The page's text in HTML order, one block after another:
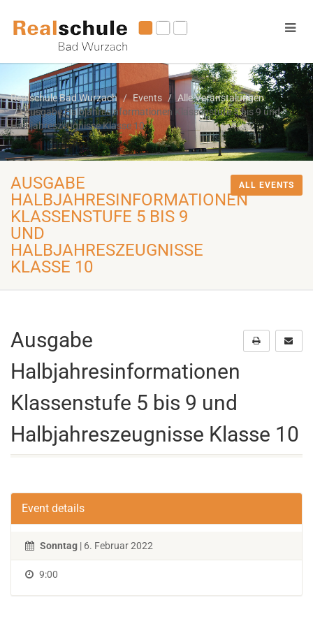
Realschule Bad Wurzach Events
Alle Veranstalungen
Ausgabe Halbjahresinformationen Klassenstufe 5 bis 9 und
Halbjahreszeugnisse Klasse 10
AUSGABE
HALBJAHRESINFORMATIONEN
KLASSENSTUFE 5 BIS 9
UND
HALBJAHRESZEUGNISSE
KLASSE 10
ALL EVENTS
Ausgabe
Halbjahresinformationen
Klassenstufe 5 bis 9 und
Halbjahreszeugnisse Klasse 10
Event details
Sonntag | 6. Februar 2022
9:00